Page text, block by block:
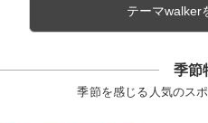
テーマwalker
季節
季節を感じる人気のス